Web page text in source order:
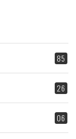
85
26
06